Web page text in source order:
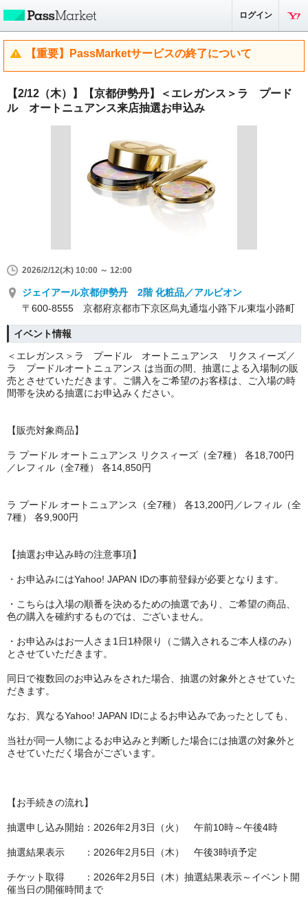
ログイン
【重要】PassMarketサービスの終了について
【2/12（木）】【京都伊勢丹】＜エレガンス＞ラ プード
ル オートニュアンス来店抽選お申込み
2026/2/12(木) 10:00 ～ 12:00
ジェイアール京都伊勢丹 2階 化粧品／アルビオン
〒600-8555 京都府京都市下京区烏丸通塩小路下ル東塩小路町
イベント情報
＜エレガンス＞ラ プードル オートニュアンス リクスィーズ／
ラ プードルオートニュアンス は当面の間、抽選による入場制の販
売とさせていただきます。ご購入をご希望のお客様は、ご入場の時
間帯を決める抽選にお申込みください。
【販売対象商品】
ラ プードル オートニュアンス リクスィーズ（全7種） 各18,700円
／レフィル（全7種） 各14,850円
ラ プードル オートニュアンス（全7種） 各13,200円／レフィル（全
7種） 各9,900円
【抽選お申込み時の注意事項】
・お申込みにはYahoo! JAPAN IDの事前登録が必要となります。
・こちらは入場の順番を決めるための抽選であり、ご希望の商品、
色の購入を確約するものでは、ございません。
・お申込みはお一人さま1日1枠限り（ご購入されるご本人様のみ）
とさせていただきます。
同日で複数回のお申込みをされた場合、抽選の対象外とさせていた
だきます。
なお、異なるYahoo! JAPAN IDによるお申込みであったとしても、
当社が同一人物によるお申込みと判断した場合には抽選の対象外と
させていただく場合がございます。
【お手続きの流れ】
抽選申し込み開始：2026年2月3日（火） 午前10時～午後4時
抽選結果表示 ：2026年2月5日（木） 午後3時頃予定
チケット取得 ：2026年2月5日（木）抽選結果表示～イベント開
催当日の開催時間まで